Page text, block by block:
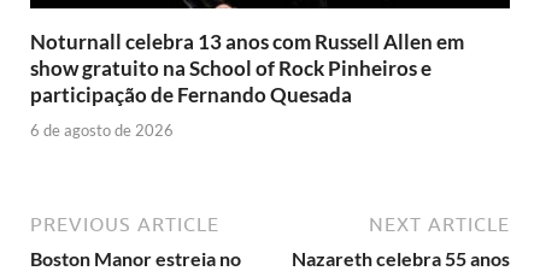
Noturnall celebra 13 anos com Russell Allen em
show gratuito na School of Rock Pinheiros e
participação de Fernando Quesada
6 de agosto de 2026
PREVIOUS ARTICLE
Boston Manor estreia no
NEXT ARTICLE
Nazareth celebra 55 anos